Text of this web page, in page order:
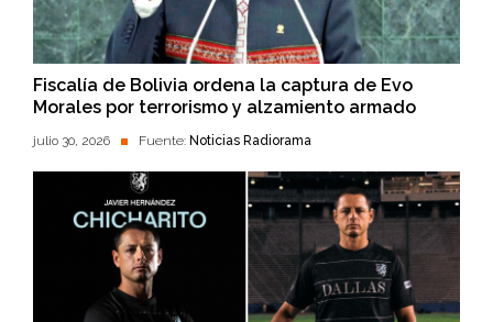
Fiscalía de Bolivia ordena la captura de Evo
Morales por terrorismo y alzamiento armado
julio 30, 2026 Fuente: Noticias Radiorama